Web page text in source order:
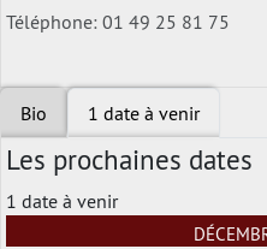
Téléphone: 01 49 25 81 75
Bio 1 date à venir
Les prochaines dates
1 date à venir